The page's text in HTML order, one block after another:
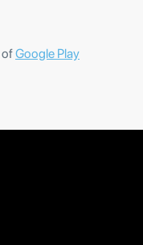
ofGoogle Play